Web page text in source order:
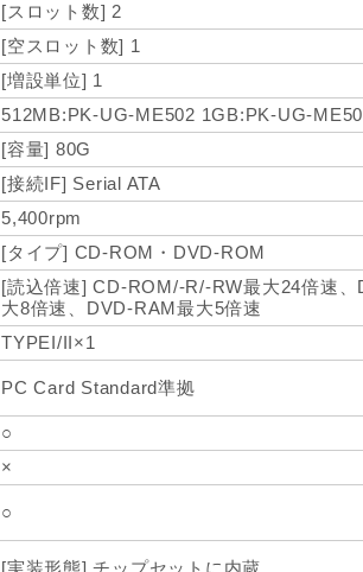
[スロット数] 2
[空スロット数] 1
[増設単位] 1
512MB:PK-UG-ME502 1GB:PK-UG-
[容量] 80G
[接続IF] Serial ATA
5,400rpm
[タイプ] CD-ROM・DVD-ROM
[読込倍速] CD-ROM/-R/-RW最大24倍速
大8倍速、DVD-RAM最大5倍速
TYPEI/II×1
PC Card Standard準拠
○
×
○